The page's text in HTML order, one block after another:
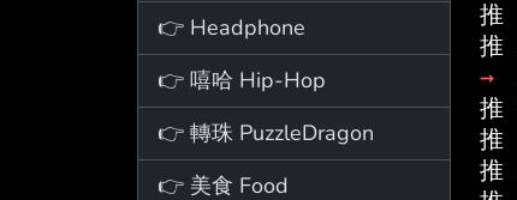
👉 Headphone
👉 嘻哈 Hip-Hop
👉 轉珠 PuzzleDragon
👉 美食 Food
推
推
→
推
推
推